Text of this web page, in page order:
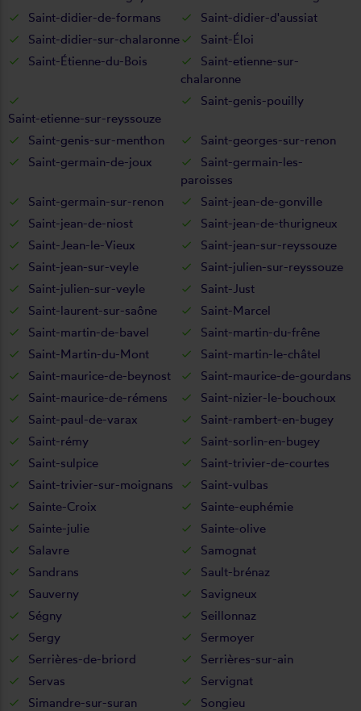
Saint-didier-de-formans
Saint-didier-d'aussiat
Saint-didier-sur-chalaronne
Saint-Éloi
Saint-Étienne-du-Bois
Saint-etienne-sur-
chalaronne
Saint-etienne-sur-reyssouze
Saint-genis-pouilly
Saint-genis-sur-menthon
Saint-georges-sur-renon
Saint-germain-de-joux
Saint-germain-les-
paroisses
Saint-germain-sur-renon
Saint-jean-de-gonville
Saint-jean-de-niost
Saint-jean-de-thurigneux
Saint-Jean-le-Vieux
Saint-jean-sur-reyssouze
Saint-jean-sur-veyle
Saint-julien-sur-reyssouze
Saint-julien-sur-veyle
Saint-Just
Saint-laurent-sur-saône
Saint-Marcel
Saint-martin-de-bavel
Saint-martin-du-frêne
Saint-Martin-du-Mont
Saint-martin-le-châtel
Saint-maurice-de-beynost
Saint-maurice-de-gourdans
Saint-maurice-de-rémens
Saint-nizier-le-bouchoux
Saint-paul-de-varax
Saint-rambert-en-bugey
Saint-rémy
Saint-sorlin-en-bugey
Saint-sulpice
Saint-trivier-de-courtes
Saint-trivier-sur-moignans
Saint-vulbas
Sainte-Croix
Sainte-euphémie
Sainte-julie
Sainte-olive
Salavre
Samognat
Sandrans
Sault-brénaz
Sauverny
Savigneux
Ségny
Seillonnaz
Sergy
Sermoyer
Serrières-de-briord
Serrières-sur-ain
Servas
Servignat
Simandre-sur-suran
Songieu